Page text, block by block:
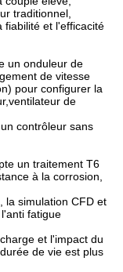
traditionnel,
fiabilité et l'efficacité
un onduleur de
de vitesse
pour configurer la
de
contrôleur sans
un traitement T6
à la corrosion,
la simulation CFD et
fatigue
et l'impact du
de vie est plus